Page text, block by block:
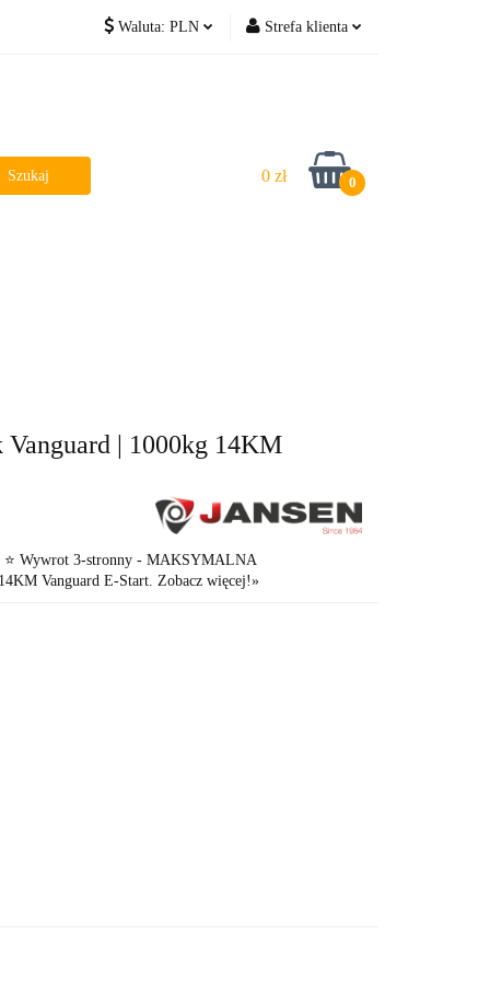
Waluta: PLN Strefa klienta
Dodaj zgłoszenie
0 zł 0
| 1000kg 14KM
⭐ Wywrot 3-stronny - MAKSYMALNA
Vanguard E-Start. Zobacz więcej!»